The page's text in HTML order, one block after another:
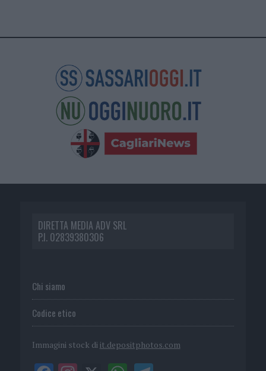
DIRETTA MEDIA ADV SRL
P.I. 02839380306
Chi siamo
Codice etico
Immagini stock di it.depositphotos.com